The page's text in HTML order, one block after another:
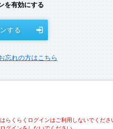
を有効にする
する
忘れの方はこちら
らくらくログインはご利用しないでくださ